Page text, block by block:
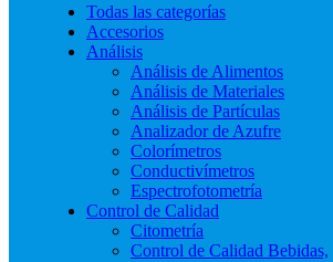
Todas las categorías
Accesorios
Análisis
Análisis de Alimentos
Análisis de Materiales
Análisis de Partículas
Analizador de Azufre
Colorímetros
Conductivímetros
Espectrofotometría
Control de Calidad
Citometría
Control de Calidad Bebidas,